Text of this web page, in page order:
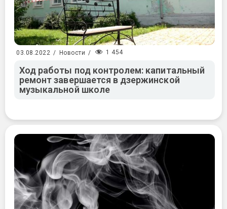
03.08.2022 / Новости / 1 454
Ход работы под контролем: капитальный
ремонт завершается в дзержинской
музыкальной школе